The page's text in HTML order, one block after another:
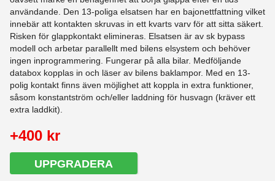
användande. Den 13-poliga elsatsen har en bajonettfattning vilket
innebär att kontakten skruvas in ett kvarts varv för att sitta säkert.
Risken för glappkontakt elimineras. Elsatsen är av sk bypass
modell och arbetar parallellt med bilens elsystem och behöver
ingen inprogrammering. Fungerar på alla bilar. Medföljande
databox kopplas in och läser av bilens baklampor. Med en 13-
polig kontakt finns även möjlighet att koppla in extra funktioner,
såsom konstantström och/eller laddning för husvagn (kräver ett
extra laddkit).
+400 kr
UPPGRADERA